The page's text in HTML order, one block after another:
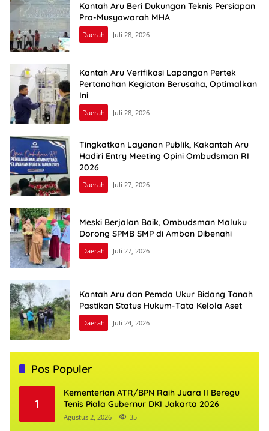
Kantah Aru Beri Dukungan Teknis Persiapan
Pra-Musyawarah MHA
Daerah Juli 28, 2026
Kantah Aru Verifikasi Lapangan Pertek
Pertanahan Kegiatan Berusaha, Optimalkan
Ini
Daerah Juli 28, 2026
Tingkatkan Layanan Publik, Kakantah Aru
Hadiri Entry Meeting Opini Ombudsman RI
2026
Daerah Juli 27, 2026
Meski Berjalan Baik, Ombudsman Maluku
Dorong SPMB SMP di Ambon Dibenahi
Daerah Juli 27, 2026
Kantah Aru dan Pemda Ukur Bidang Tanah
Pastikan Status Hukum-Tata Kelola Aset
Daerah Juli 24, 2026
Pos Populer
1
Kementerian ATR/BPN Raih Juara II Beregu
Tenis Piala Gubernur DKI Jakarta 2026
Agustus 2, 2026 35